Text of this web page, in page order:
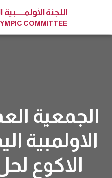
اللجنة الأولمــــــبية
COMMITTEE
الجمعية
الاولمبية
الاكوع